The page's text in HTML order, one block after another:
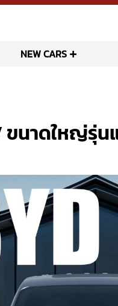
NEW CARS
ขนาดใหญ่รุ่